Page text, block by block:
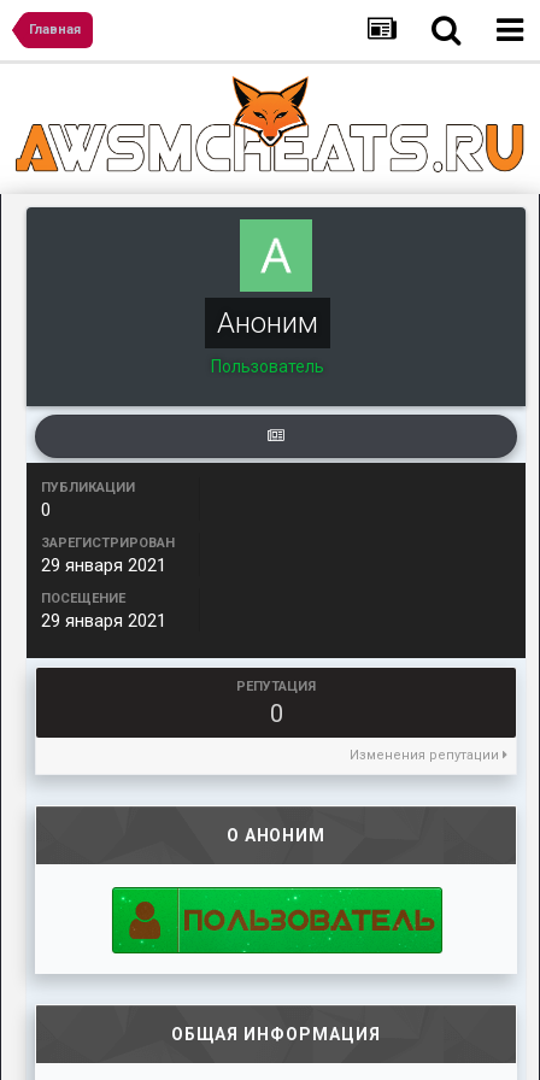
Главная
Аноним
Пользователь
ПУБЛИКАЦИИ
0
ЗАРЕГИСТРИРОВАН
29 января 2021
ПОСЕЩЕНИЕ
29 января 2021
РЕПУТАЦИЯ
0
Изменения репутации
О АНОНИМ
ОБЩАЯ ИНФОРМАЦИЯ